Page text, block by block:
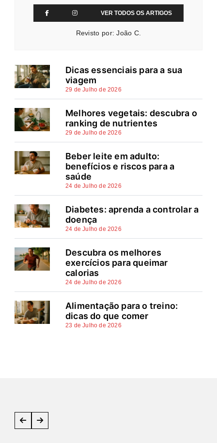
VER TODOS OS ARTIGOS
Revisto por: João C.
Dicas essenciais para a sua
viagem
29 de Julho de 2026
Melhores vegetais: descubra o
ranking de nutrientes
29 de Julho de 2026
Beber leite em adulto:
benefícios e riscos para a
saúde
24 de Julho de 2026
Diabetes: aprenda a controlar a
doença
24 de Julho de 2026
Descubra os melhores
exercícios para queimar
calorias
24 de Julho de 2026
Alimentação para o treino:
dicas do que comer
23 de Julho de 2026